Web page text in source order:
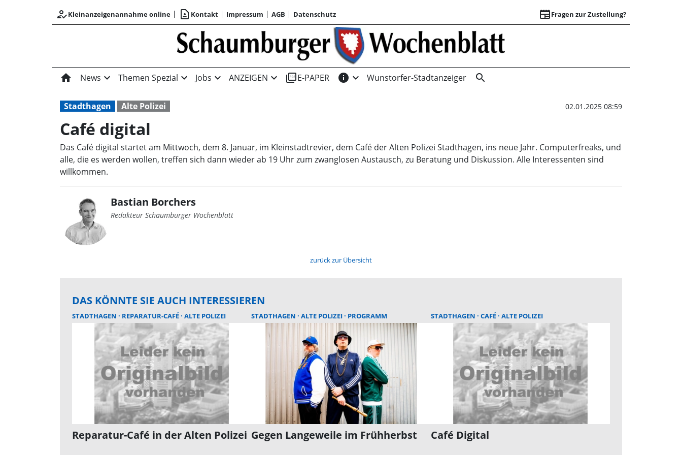
how_to_regKleinanzeigenannahme online contact_page Kontakt Impressum AGB Datenschutz newspaperFragen zur Zustellung?
Café digital |
home News expand_more Themen Spezial expand_more Jobs expand_more ANZEIGEN expand_more picture_as_pdfE-PAPER info expand_more Wunstorfer-Stadtanzeiger search
Stadthagen Alte Polizei 02.01.2025 08:59
Café digital
Das Café digital startet am Mittwoch, dem 8. Januar, im Kleinstadtrevier, dem Café der Alten Polizei Stadthagen, ins neue Jahr. Computerfreaks, und
alle, die es werden wollen, treffen sich dann wieder ab 19 Uhr zum zwanglosen Austausch, zu Beratung und Diskussion. Alle Interessenten sind
willkommen.
Bastian Borchers
Redakteur Schaumburger Wochenblatt
zurück zur Übersicht
DAS KÖNNTE SIE AUCH INTERESSIEREN
STADTHAGEN REPARATUR-CAFÉ ALTE POLIZEI
Reparatur-Café in der Alten Polizei
STADTHAGEN ALTE POLIZEI PROGRAMM
Gegen Langeweile im Frühherbst
STADTHAGEN CAFÉ ALTE POLIZEI
Café Digital